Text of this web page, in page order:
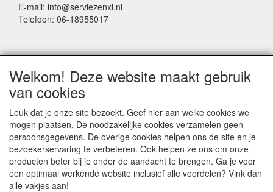
E-mail: info@serviezenxl.nl
Telefoon: 06-18955017
Voornaam
Achternaam
E-mail
Welkom! Deze website maakt gebruik
van cookies
Leuk dat je onze site bezoekt. Geef hier aan welke cookies we
mogen plaatsen. De noodzakelijke cookies verzamelen geen
persoonsgegevens. De overige cookies helpen ons de site en je
bezoekerservaring te verbeteren. Ook helpen ze ons om onze
producten beter bij je onder de aandacht te brengen. Ga je voor
een optimaal werkende website inclusief alle voordelen? Vink dan
alle vakjes aan!